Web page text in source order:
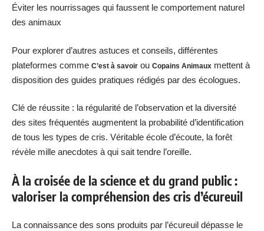
Éviter les nourrissages qui faussent le comportement naturel
des animaux
Pour explorer d’autres astuces et conseils, différentes
plateformes comme C’est à savoir ou Copains Animaux mettent à
disposition des guides pratiques rédigés par des écologues.
Clé de réussite : la régularité de l’observation et la diversité
des sites fréquentés augmentent la probabilité d’identification
de tous les types de cris. Véritable école d’écoute, la forêt
révèle mille anecdotes à qui sait tendre l’oreille.
À la croisée de la science et du grand public :
valoriser la compréhension des cris d’écureuil
La connaissance des sons produits par l’écureuil dépasse le